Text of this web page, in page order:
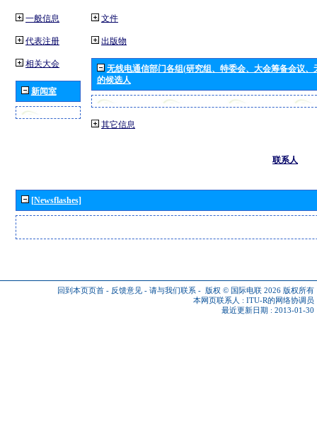
一般信息
代表注册
相关大会
新闻室
文件
出版物
无线电通信部门各组(研究组、特委会、大会筹备会议
的候选人
其它信息
联系人
[Newsflashes]
回到本页页首 - 反馈意见 - 请与我们联系 - 版权 © 国际电联 2026 版权所有
本网页联系人 : ITU-R的网络协调员
最近更新日期 : 2013-01-30